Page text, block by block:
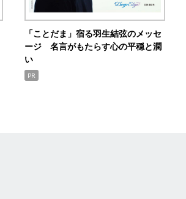
「ことだま」宿る羽生結弦のメッセ
ージ 名言がもたらす心の平穏と潤
い
PR